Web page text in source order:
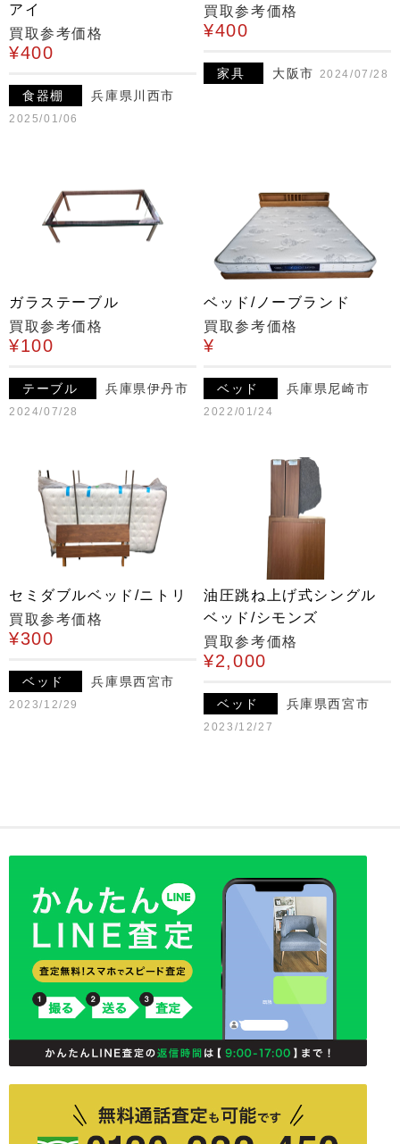
アイ
買取参考価格
¥400
食器棚 兵庫県川西市
2025/01/06
買取参考価格
¥400
家具 大阪市 2024/07/28
ガラステーブル
買取参考価格
¥100
テーブル 兵庫県伊丹市
2024/07/28
ベッド/ノーブランド
買取参考価格
¥
ベッド 兵庫県尼崎市
2022/01/24
セミダブルベッド/ニトリ
買取参考価格
¥300
ベッド 兵庫県西宮市
2023/12/29
油圧跳ね上げ式シングル
ベッド/シモンズ
買取参考価格
¥2,000
ベッド 兵庫県西宮市
2023/12/27